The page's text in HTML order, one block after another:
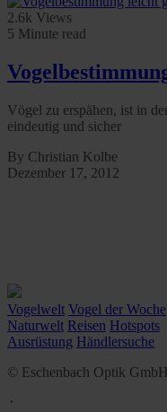
2.6k Views
5 Minute read
Vögel zu erspähen, ist in
eindeutig und sicher
By Christian Kolbe
Dezember 17, 2012
Vogelwelt Vogel der Woche
Naturwelt Reisen Hotspots
Ausrüstung Händlersuche
© Eschenbach Optik
᛫